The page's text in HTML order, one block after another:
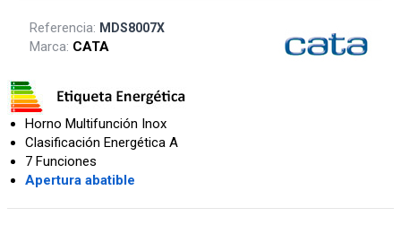
Referencia: MDS8007X
Marca: CATA
Horno Multifunción Inox
Clasificación Energética A
7 Funciones
Apertura abatible